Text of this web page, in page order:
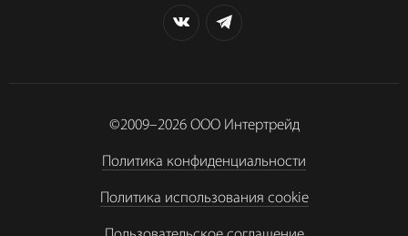
©2009–2026 ООО Интертрейд
Политика конфиденциальности
Политика использования cookie